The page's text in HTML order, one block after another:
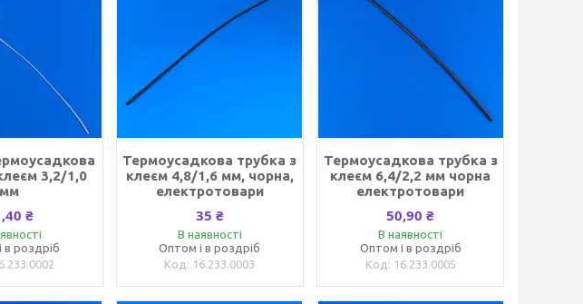
3,2/1,0
мм
₴
в роздріб
Термоусадкова трубка з
клеєм 4,8/1,6 мм, чорна,
електротовари
35 ₴
В наявності
Оптом і в роздріб
16.233.0003
Термоусадкова трубка з
клеєм 6,4/2,2 мм чорна
електротовари
50,90 ₴
В наявності
Оптом і в роздріб
16.233.0005